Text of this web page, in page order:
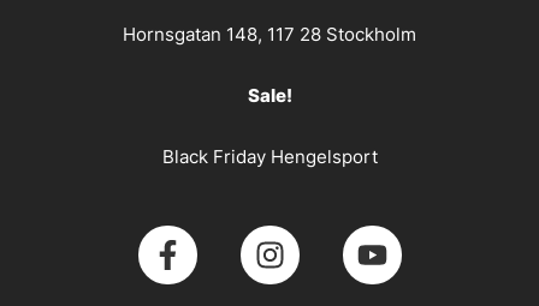
Hornsgatan 148, 117 28 Stockholm
Sale!
Black Friday Hengelsport